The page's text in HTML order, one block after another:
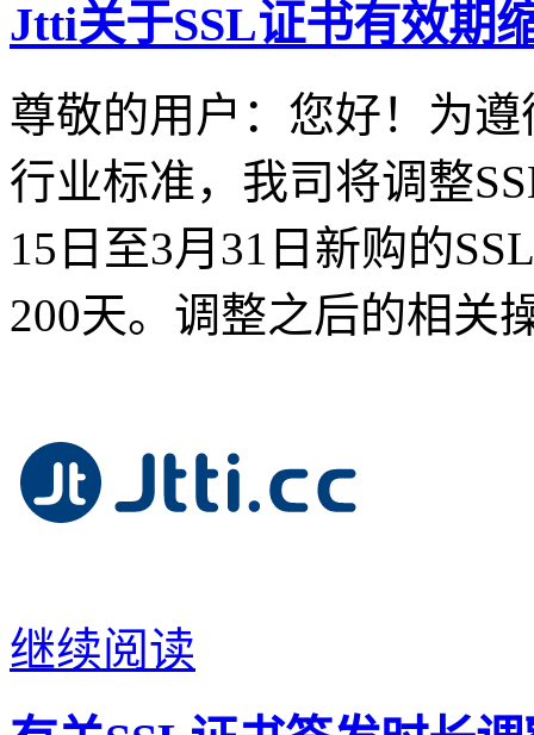
Jtti关于SSL证书有效期
尊敬的用户：您好！为
行业标准，我司将调整
15日至3月31日新购的
200天。调整之后的相关
继续阅读